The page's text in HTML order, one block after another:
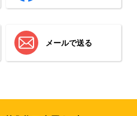
メールで送る